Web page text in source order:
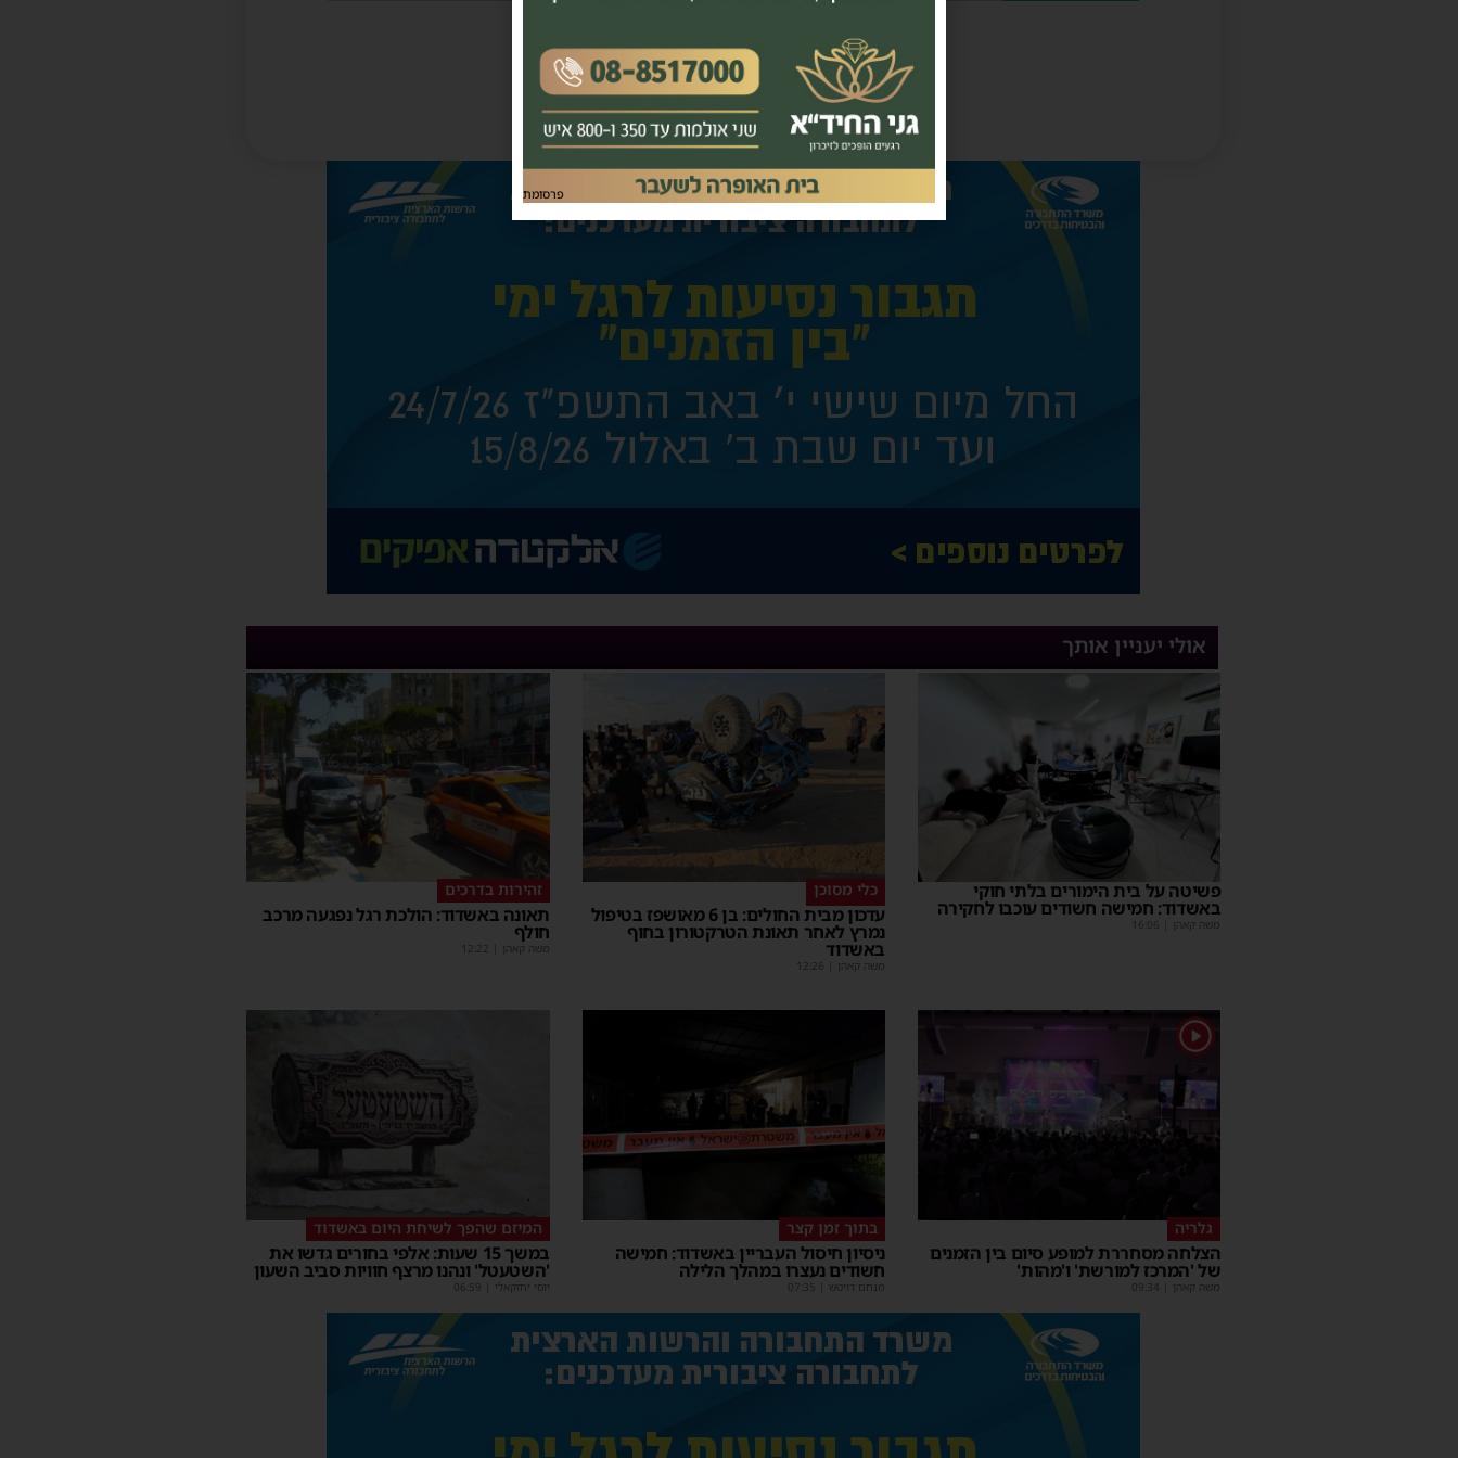
אולי יעניין אותך
פשיטה על בית הימורים בלתי חוקי
באשדוד: חמישה חשודים עוכבו לחקירה
משה קאהן 16:06
כלי מסוכן
עדכון מבית החולים: בן 6 מאושפז בטיפול
נמרץ לאחר תאונת הטרקטורון בחוף
באשדוד
משה קאהן 12:26
זהירות בדרכים
תאונה באשדוד: הולכת רגל נפגעה מרכב
חולף
משה קאהן 12:22
1
גלריה
הצלחה מסחררת למופע סיום בין הזמנים
של 'המרכז למורשת' ו'מהות'
משה קאהן 09:34
בתוך זמן קצר
ניסיון חיסול העבריין באשדוד: חמישה
חשודים נעצרו במהלך הלילה
מנחם דויטש 07:35
המיזם שהפך לשיחת היום באשדוד
במשך 15 שעות: אלפי בחורים גדשו את
'השטעטל' ונהנו מרצף חוויות סביב השעון
יוסי יחזקאלי 06:59
פרסומת